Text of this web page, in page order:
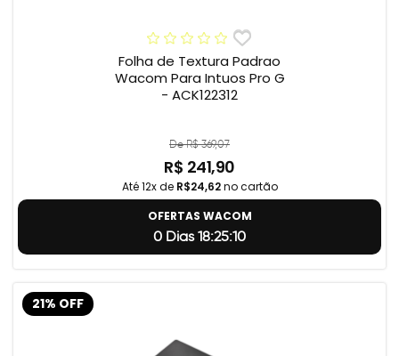
Folha de Textura Padrao
Wacom Para Intuos Pro G
- ACK122312
De R$ 369,07
R$ 241,90
Até 12x de R$24,62no cartão
OFERTAS WACOM
0 Dias 18:25:9
21% OFF